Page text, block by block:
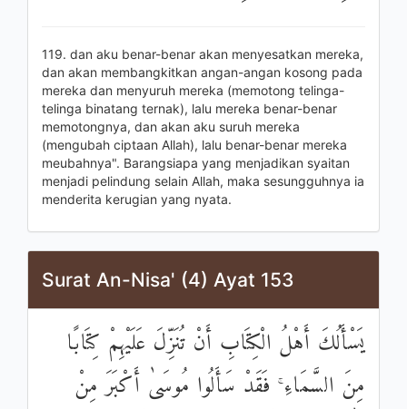
119. dan aku benar-benar akan menyesatkan mereka,
dan akan membangkitkan angan-angan kosong pada
mereka dan menyuruh mereka (memotong telinga-
telinga binatang ternak), lalu mereka benar-benar
memotongnya, dan akan aku suruh mereka
(mengubah ciptaan Allah), lalu benar-benar mereka
meubahnya". Barangsiapa yang menjadikan syaitan
menjadi pelindung selain Allah, maka sesungguhnya ia
menderita kerugian yang nyata.
Surat An-Nisa' (4) Ayat 153
يَسْأَلُكَ أَهْلُ الْكِتَابِ أَنْ تُنَزِّلَ عَلَيْهِمْ كِتَابًا
مِنَ السَّمَاءِ ۚ فَقَدْ سَأَلُوا مُوسَىٰ أَكْبَرَ مِنْ